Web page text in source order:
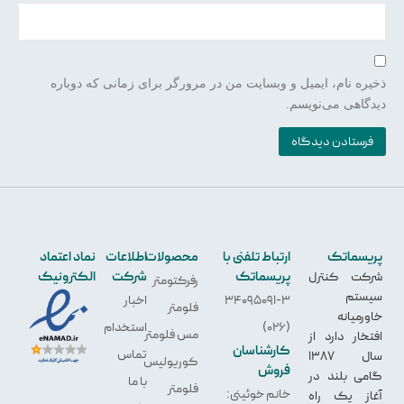
ذخیره نام، ایمیل و وبسایت من در مرورگر برای زمانی که دوباره
دیدگاهی می‌نویسم.
پریسماتک
شرکت کنترل
سیستم
خاورمیانه
افتخار دارد از
سال 1387
گامی بلند در
آغاز یک راه
ارتباط تلفنی با
پریسماتک
34095091-3
(026)
کارشناسان
فروش
خانم خوئینی:
محصولات
رفرکتومتر
فلومتر
مس فلومتر
کوریولیس
فلومتر
اطلاعات
شرکت
اخبار
استخدام
تماس
با ما
نماد اعتماد
الکترونیک